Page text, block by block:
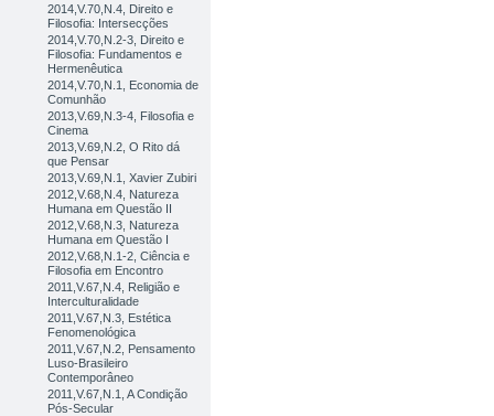
2014,V.70,N.4, Direito e
Filosofia: Intersecções
2014,V.70,N.2-3, Direito e
Filosofia: Fundamentos e
Hermenêutica
2014,V.70,N.1, Economia de
Comunhão
2013,V.69,N.3-4, Filosofia e
Cinema
2013,V.69,N.2, O Rito dá
que Pensar
2013,V.69,N.1, Xavier Zubiri
2012,V.68,N.4, Natureza
Humana em Questão II
2012,V.68,N.3, Natureza
Humana em Questão I
2012,V.68,N.1-2, Ciência e
Filosofia em Encontro
2011,V.67,N.4, Religião e
Interculturalidade
2011,V.67,N.3, Estética
Fenomenológica
2011,V.67,N.2, Pensamento
Luso-Brasileiro
Contemporâneo
2011,V.67,N.1, A Condição
Pós-Secular